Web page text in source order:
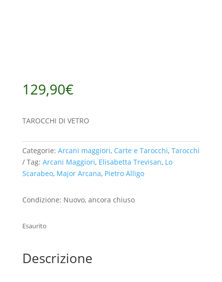
129,90€
TAROCCHI DI VETRO
Categorie: Arcani maggiori, Carte e Tarocchi, Tarocchi
Tag: Arcani Maggiori, Elisabetta Trevisan, Lo
Scarabeo, Major Arcana, Pietro Alligo
Condizione: Nuovo, ancora chiuso
Esaurito
Descrizione